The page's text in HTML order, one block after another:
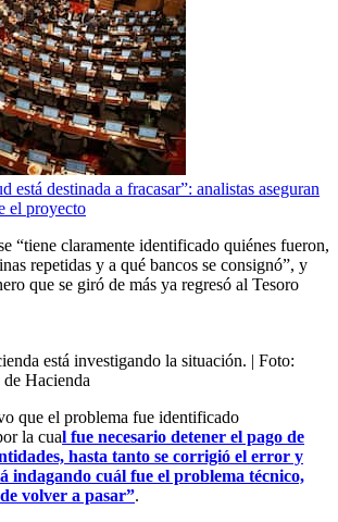
está destinada a fracasar”: analistas aseguran
el proyecto
“tiene claramente identificado quiénes fueron,
repetidas y a qué bancos se consignó”, y
que se giró de más ya regresó al Tesoro
está investigando la situación. | Foto:
Hacienda
que el problema fue identificado
la cual fue necesario detener el pago de
hasta tanto se corrigió el error y
indagando cuál fue el problema técnico,
volver a pasar”.